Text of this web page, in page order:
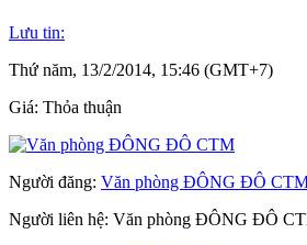
Lưu tin:
Thứ năm, 13/2/2014, 15:46 (GMT+7)
Giá: Thỏa thuận
Người đăng: Văn phòng ĐÔNG ĐÔ
Người liên hệ: Văn phòng ĐÔNG ĐÔ